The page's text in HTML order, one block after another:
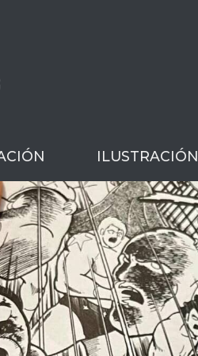
ILUSTRACIÓN